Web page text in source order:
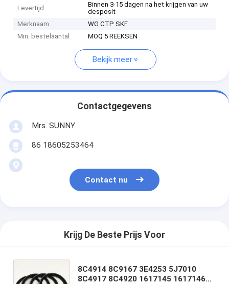
Levertijd
Binnen 3-15 dagen na het krijgen van uw
desposit
Merknaam
WG CTP SKF
Min. bestelaantal
MOQ 5 REEKSEN
Bekijk meer
Contactgegevens
Mrs. SUNNY
86 18605253464
Contact nu
Krijg De Beste Prijs Voor
8C4914 8C9167 3E4253 5J7010
8C4917 8C4920 1617145 1617146